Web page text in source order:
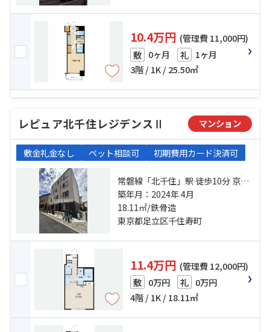
10.4万円 (管理費 11,000円)
敷 0ヶ月 礼 1ヶ月
3階 / 1K / 25.50㎡
レピュア北千住レジデンスⅡ マンション
敷金礼金なし ペット相談可 初期費用カード決済可
常磐線「北千住」駅 徒歩10分 京成
本線「千住大橋」駅 徒歩18分 東武
伊勢崎線「小菅」駅 徒歩25分
築年月：2024年 4月
18.11㎡/鉄骨造
東京都足立区千住寿町
11.4万円 (管理費 12,000円)
敷 0万円 礼 0万円
4階 / 1K / 18.11㎡